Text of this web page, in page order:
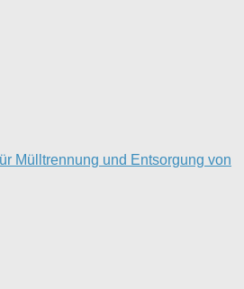
Mülltrennung und Entsorgung von